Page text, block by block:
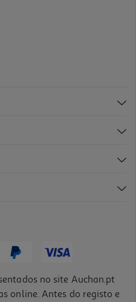
no site Auchan.pt
online. Antes do registo e